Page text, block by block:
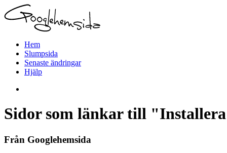
Hem
Slumpsida
Senaste ändringar
Hjälp
Sidor som länkar till
Från Googlehemsida